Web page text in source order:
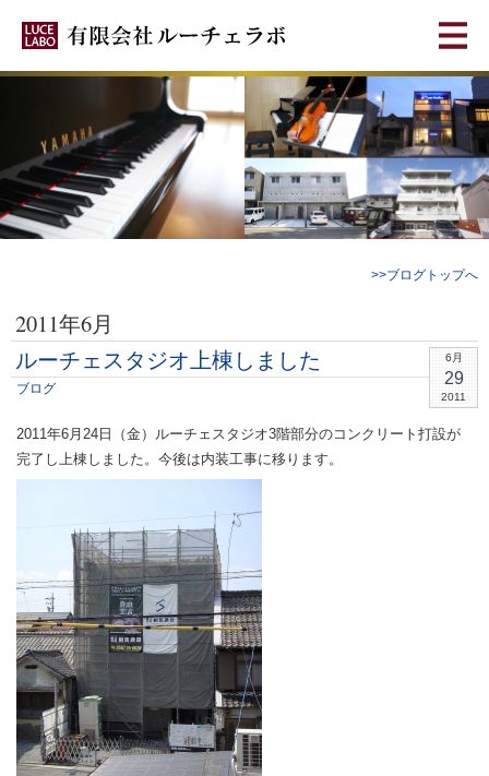
>>ブログトップへ
2011年6月
6月
29
2011
ルーチェスタジオ上棟しました
ブログ
2011年6月24日（金）ルーチェスタジオ3階部分のコンクリート打設が
完了し上棟しました。今後は内装工事に移ります。